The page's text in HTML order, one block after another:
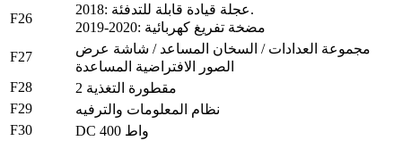
F26
2018: عجلة قيادة قابلة للتدفئة.
2019-2020: مضخة تفريغ كهربائية
F27
مجموعة العدادات / السخان المساعد / شاشة عرض
الصور الافتراضية المساعدة
F28
مقطورة التغذية 2
F29
نظام المعلومات والترفيه
F30
DC 400 واط